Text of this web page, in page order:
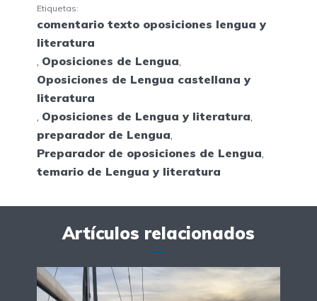
Etiquetas:
comentario texto oposiciones lengua y
literatura
Oposiciones de Lengua
Oposiciones de Lengua castellana y
literatura
Oposiciones de Lengua y literatura
preparador de Lengua
Preparador de oposiciones de Lengua
temario de Lengua y literatura
Artículos relacionados